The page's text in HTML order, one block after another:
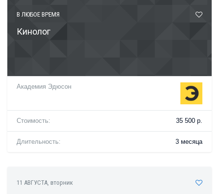
В ЛЮБОЕ ВРЕМЯ
Кинолог
Академия Эдюсон
Стоимость: 35 500 р.
Длительность: 3 месяца
11 АВГУСТА, вторник